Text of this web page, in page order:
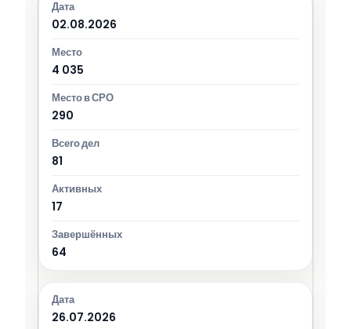
02.08.2026
4 035
290
81
17
64
26.07.2026